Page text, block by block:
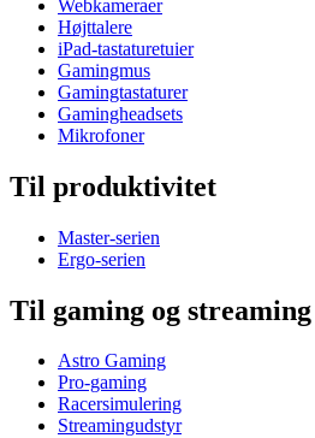
Webkameraer
Højttalere
iPad-tastaturetuier
Gamingmus
Gamingtastaturer
Gamingheadsets
Mikrofoner
Til produktivitet
Master-serien
Ergo-serien
Til gaming og streaming
Astro Gaming
Pro-gaming
Racersimulering
Streamingudstyr